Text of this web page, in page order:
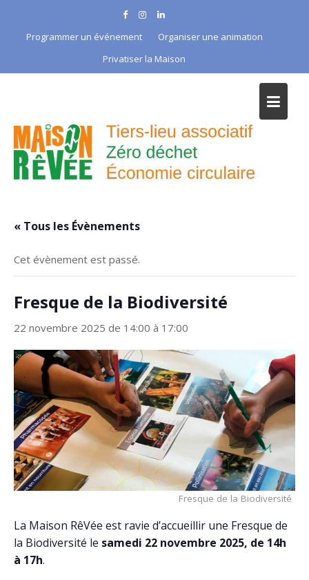
contentProgrammer un événement
Organiser une animation
Privatiser la Maison
« Tous les Évènements
Cet évènement est passé.
Fresque de la Biodiversité
22 novembre 2025 de 14:00 à 17:00
Fresque de la Biodiversité
La Maison RêVée est ravie d’accueillir une Fresque de
la Biodiversité le samedi 22 novembre 2025, de 14h
à 17h.